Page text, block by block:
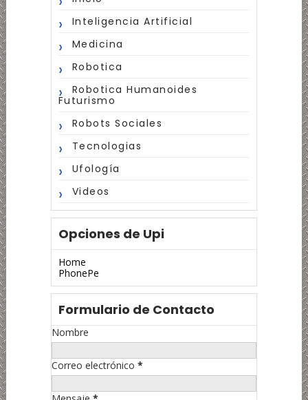
Inteligencia Artificial
Medicina
Robotica
Robotica Humanoides
Futurismo
Robots Sociales
Tecnologias
Ufología
Videos
Opciones de Upi
Home
PhonePe
Formulario de Contacto
Nombre
Correo electrónico *